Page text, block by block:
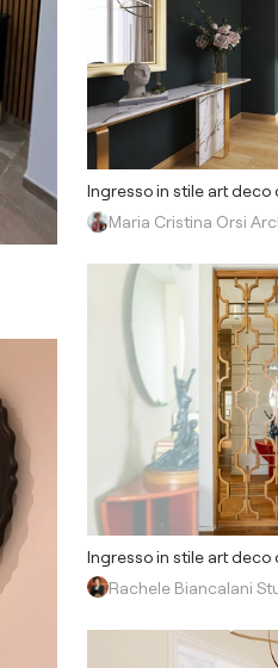
Ingresso in stile art deco
Maria Cristina Orsi
Ingresso in stile art deco
Rachele Biancalani